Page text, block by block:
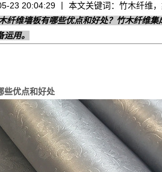
23 20:04:29 丨 本文关键词：竹木纤维
维墙板有哪些优点和好处？竹木纤维
用。
些优点和好处